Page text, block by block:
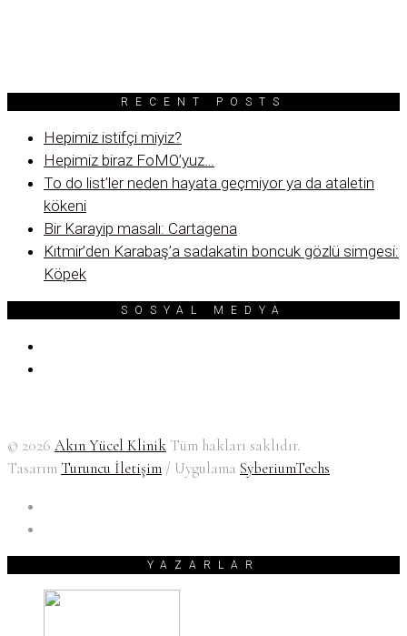
RECENT POSTS
Hepimiz istifçi miyiz?
Hepimiz biraz FoMO’yuz…
To do list’ler neden hayata geçmiyor ya da ataletin
kökeni
Bir Karayip masalı: Cartagena
Kıtmir’den Karabaş’a sadakatin boncuk gözlü simgesi:
Köpek
SOSYAL MEDYA
© 2026 Akın Yücel Klinik Tüm hakları saklıdır.
Tasarım Turuncu İletişim / Uygulama SyberiumTechs
YAZARLAR